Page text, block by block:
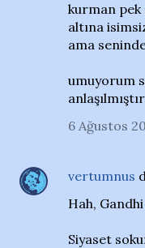
kurman
altına
ama
umuyorum
6 Ağustos
vertumnus
Hah,
Siyaset